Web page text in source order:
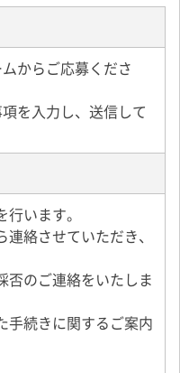
からご応募くださ
を入力し、送信して
います。
絡させていただき、
否のご連絡をいたしま
手続きに関するご案内